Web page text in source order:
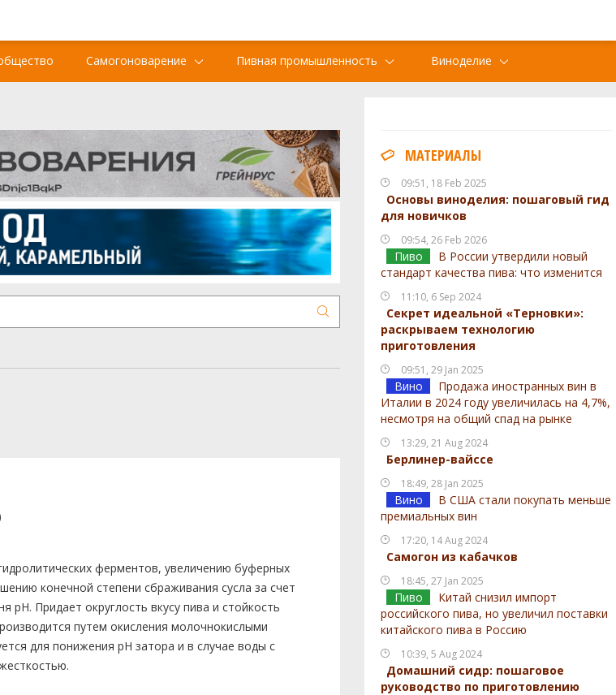
Самогоноварение Пивная промышленность Виноделие
МАТЕРИАЛЫ
09:51, 18 Feb 2025
Основы виноделия: пошаговый гид
для новичков
09:54, 26 Feb 2026
Пиво
В России утвердили новый
стандарт качества пива: что изменится
11:10, 6 Sep 2024
Секрет идеальной «Терновки»:
раскрываем технологию
приготовления
09:51, 29 Jan 2025
Вино
Продажа иностранных вин в
Италии в 2024 году увеличилась на 4,7%,
несмотря на общий спад на рынке
13:29, 21 Aug 2024
Берлинер-вайссе
18:49, 28 Jan 2025
Вино
В США стали покупать меньше
премиальных вин
17:20, 14 Aug 2024
Самогон из кабачков
18:45, 27 Jan 2025
Пиво
Китай снизил импорт
российского пива, но увеличил поставки
китайского пива в Россию
10:39, 5 Aug 2024
Домашний сидр: пошаговое
руководство по приготовлению
ферментов, увеличению буферных
конечной степени сбраживания сусла за счет
pH. Придает округлость вкусу пива и стойкость
путем окисления молочнокислыми
для понижения pH затора и в случае воды с